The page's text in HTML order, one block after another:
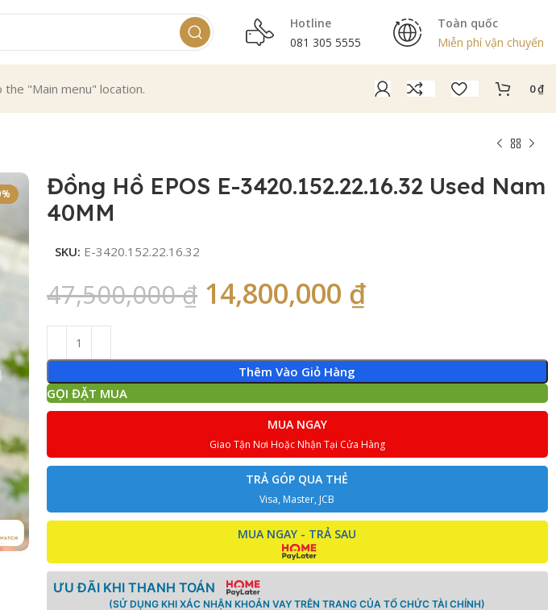
Hotline
081 305 5555
Toàn quốc
Miễn phí vận chuyển
the "Main menu" location. 0₫
Đồng Hồ EPOS E-3420.152.22.16.32 Used Nam
40MM
SKU: E-3420.152.22.16.32
47,500,000₫ 14,800,000 ₫
Thêm Vào Giỏ Hàng
GỌI ĐẶT MUA
MUA NGAY
Giao Tận Nơi Hoặc Nhận Tại Cửa Hàng
TRẢ GÓP QUA THẺ
Visa, Master, JCB
MUA NGAY - TRẢ SAU
ƯU ĐÃI KHI THANH TOÁN
(SỬ DỤNG KHI XÁC NHẬN KHOẢN VAY TRÊN TRANG CỦA TỔ CHỨC TÀI CHÍNH)